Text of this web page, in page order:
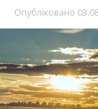
Опубліковано